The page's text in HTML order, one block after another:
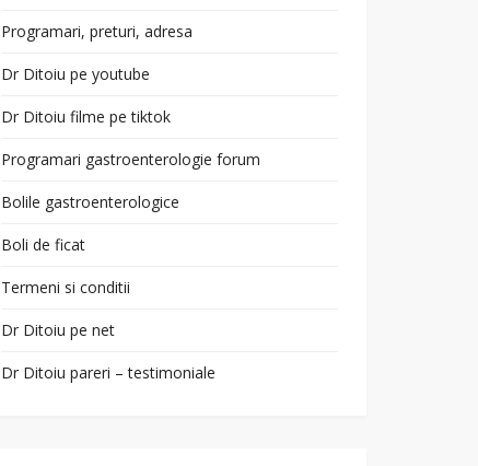
Programari, preturi, adresa
Dr Ditoiu pe youtube
Dr Ditoiu filme pe tiktok
Programari gastroenterologie forum
Bolile gastroenterologice
Boli de ficat
Termeni si conditii
Dr Ditoiu pe net
Dr Ditoiu pareri – testimoniale